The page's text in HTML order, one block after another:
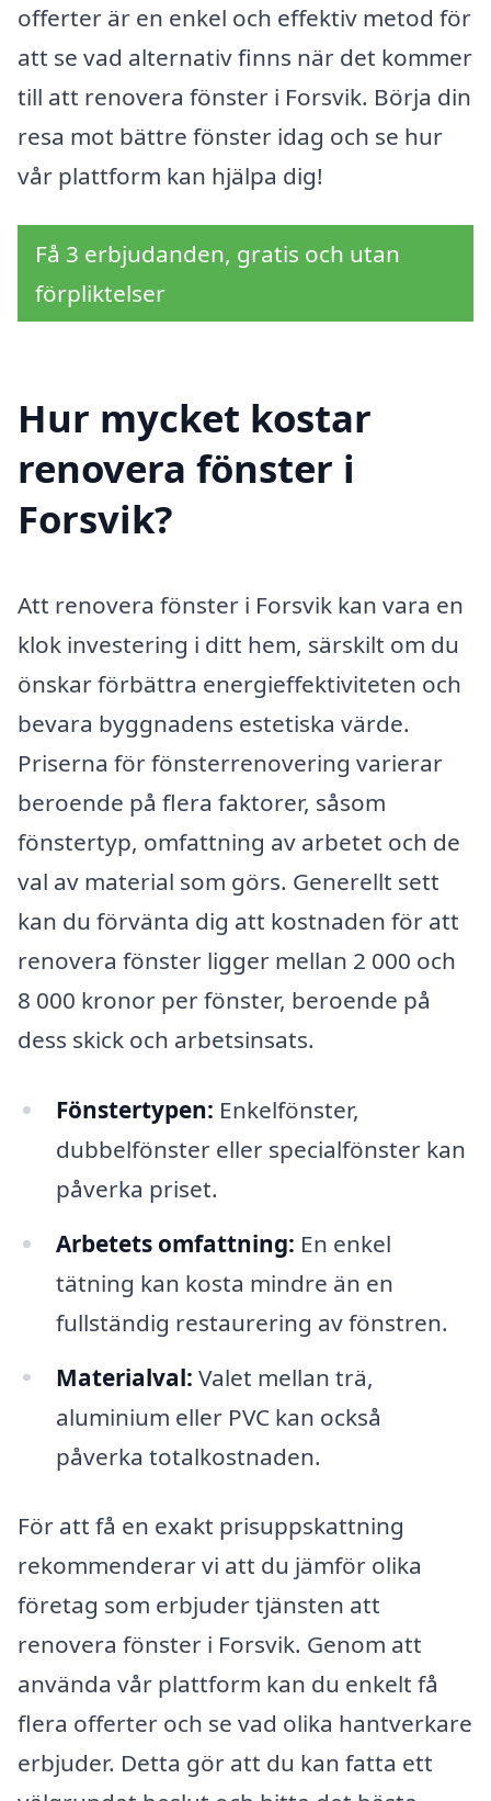
offerter är en enkel och effektiv metod för
att se vad alternativ finns när det kommer
till att renovera fönster i Forsvik. Börja din
resa mot bättre fönster idag och se hur
vår plattform kan hjälpa dig!
Få 3 erbjudanden, gratis och utan
förpliktelser
Hur mycket kostar
renovera fönster i
Forsvik?
Att renovera fönster i Forsvik kan vara en
klok investering i ditt hem, särskilt om du
önskar förbättra energieffektiviteten och
bevara byggnadens estetiska värde.
Priserna för fönsterrenovering varierar
beroende på flera faktorer, såsom
fönstertyp, omfattning av arbetet och de
val av material som görs. Generellt sett
kan du förvänta dig att kostnaden för att
renovera fönster ligger mellan 2 000 och
8 000 kronor per fönster, beroende på
dess skick och arbetsinsats.
Fönstertypen: Enkelfönster,
dubbelfönster eller specialfönster kan
påverka priset.
Arbetets omfattning: En enkel
tätning kan kosta mindre än en
fullständig restaurering av fönstren.
Materialval: Valet mellan trä,
aluminium eller PVC kan också
påverka totalkostnaden.
För att få en exakt prisuppskattning
rekommenderar vi att du jämför olika
företag som erbjuder tjänsten att
renovera fönster i Forsvik. Genom att
använda vår plattform kan du enkelt få
flera offerter och se vad olika hantverkare
erbjuder. Detta gör att du kan fatta ett